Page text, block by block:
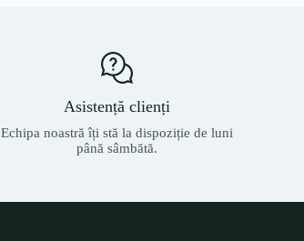
Asistență clienți
Echipa noastră îți stă la dispoziție de luni
până sâmbătă.